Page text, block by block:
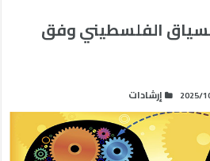
الفلسطيني وفق
2025/ إرشادات